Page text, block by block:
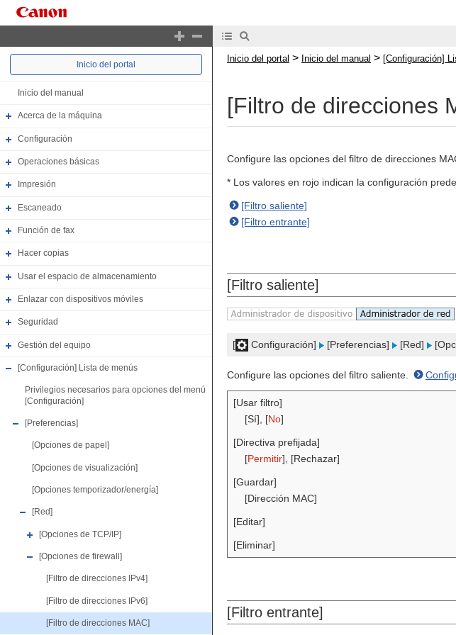
Inicio del portal
Inicio del manual
Acerca de la máquina
Configuración
Operaciones básicas
Impresión
Escaneado
Función de fax
Hacer copias
Usar el espacio de almacenamiento
Enlazar con dispositivos móviles
Seguridad
Gestión del equipo
[Configuración] Lista de menús
Privilegios necesarios para opciones del menú
[Configuración]
[Preferencias]
[Opciones de papel]
[Opciones de visualización]
[Opciones temporizador/energía]
[Red]
[Opciones de TCP/IP]
[Opciones de firewall]
[Filtro de direcciones IPv4]
[Filtro de direcciones IPv6]
[Filtro de direcciones MAC]
Inicio del portal > Inicio del manual > [Configuración]
[Filtro de direcciones
Configure las opciones del filtro de direcciones
* Los valores en rojo indican la configuración
[Filtro saliente]
[Filtro entrante]
[Filtro saliente]
[ Configuración] [Preferencias] [Red]
Configure las opciones del filtro saliente.
[Usar filtro]
[Sí], [No]
[Directiva prefijada]
[Permitir], [Rechazar]
[Guardar]
[Dirección MAC]
[Editar]
[Eliminar]
[Filtro entrante]